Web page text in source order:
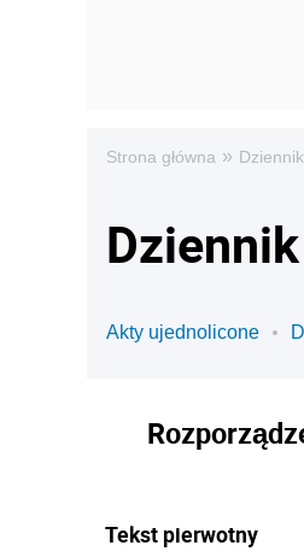
Strona główna »
Akty ujednolicone
Tekst pierwotny